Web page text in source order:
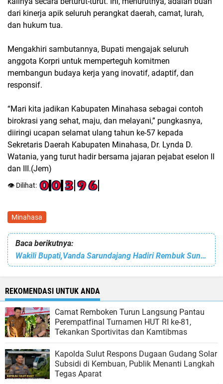
dari kinerja apik seluruh perangkat daerah, camat, lurah,
dan hukum tua.
Mengakhiri sambutannya, Bupati mengajak seluruh
anggota Korpri untuk memperteguh komitmen
membangun budaya kerja yang inovatif, adaptif, dan
responsif.
“Mari kita jadikan Kabupaten Minahasa sebagai contoh
birokrasi yang sehat, maju, dan melayani,” pungkasnya,
diiringi ucapan selamat ulang tahun ke-57 kepada
Sekretaris Daerah Kabupaten Minahasa, Dr. Lynda D.
Watania, yang turut hadir bersama jajaran pejabat eselon II
dan III.(Jem)
👁️ Dilihat:
Minahasa
Baca berikutnya:
Wakili Bupati,Vanda Sarundajang Hadiri Rembuk Sunting Tingkat Propinsi
REKOMENDASI UNTUK ANDA
Camat Remboken Turun Langsung Pantau
Perempatfinal Turnamen HUT RI ke-81,
Tekankan Sportivitas dan Kamtibmas
Kapolda Sulut Respons Dugaan Gudang Solar
Subsidi di Kembuan, Publik Menanti Langkah
Tegas Aparat